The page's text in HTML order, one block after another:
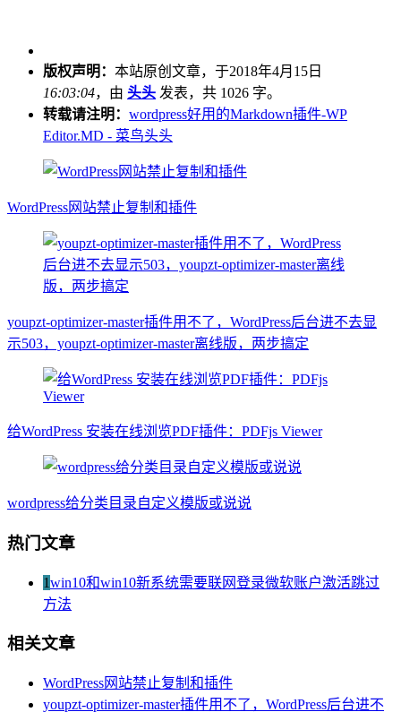
版权声明： 本站原创文章，于2018年4月15日
16:03:04，由 头头 发表，共 1026 字。
转载请注明： wordpress好用的Markdown插件-WP
Editor.MD - 菜鸟头头
WordPress网站禁止复制和插件
youpzt-optimizer-master插件用不了，WordPress后台进不去显
示503，youpzt-optimizer-master离线版，两步搞定
给WordPress 安装在线浏览PDF插件：PDFjs Viewer
wordpress给分类目录自定义模版或说说
热门文章
1win10和win10新系统需要联网登录微软账户激活跳过
方法
相关文章
WordPress网站禁止复制和插件
youpzt-optimizer-master插件用不了，WordPress后台进不